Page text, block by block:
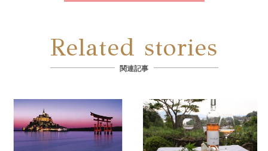
Related stories
関連記事